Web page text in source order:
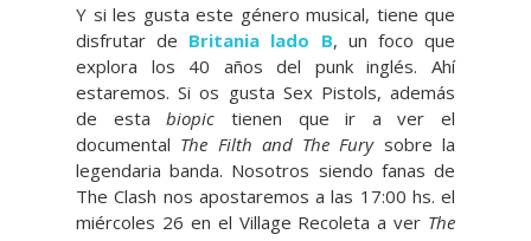
Y si les gusta este género musical, tiene que
disfrutar de Britania lado B, un foco que
explora los 40 años del punk inglés. Ahí
estaremos. Si os gusta Sex Pistols, además
de estabiopic tienen que ir a ver el
documental The Filth and The Furysobre la
legendaria banda. Nosotros siendo fanas de
The Clash nos apostaremos a las 17:00 hs. el
miércoles 26 en el Village Recoleta a ver The